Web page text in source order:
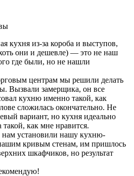
кухня из-за короба и выступов,
они и дешевле) — это не наш
где были, но не нашли
центрам мы решили делать
Вызвали замерщика, он все
кухню именно такой, как
сложилась окончательно. Не
вариант, но кухня идеально
как мне нравится.
нам установили нашу кухню-
кривым стенам, им пришлось
шкафчиков, но результат